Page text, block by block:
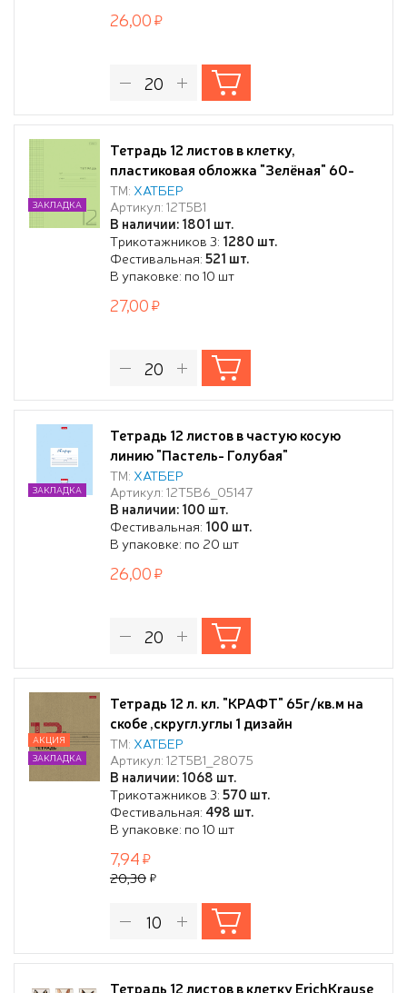
26,00
Тетрадь 12 листов в клетку,
пластиковая обложка "Зелёная" 60-
65г/кв.м
ТМ: ХАТБЕР
Артикул: 12Т5В1
В наличии: 1801 шт.
Трикотажников 3: 1280 шт.
Фестивальная:521 шт.
В упаковке: по 10 шт
ЗАКЛАДКА
27,00
Тетрадь 12 листов в частую косую
линию "Пастель- Голубая"
ТМ: ХАТБЕР
Артикул: 12Т5В6_05147
В наличии: 100 шт.
Фестивальная: 100 шт.
В упаковке: по 20 шт
ЗАКЛАДКА
26,00
Тетрадь 12 л. кл. "КРАФТ" 65г/кв.м на
скобе ,скругл.углы 1 дизайн
ТМ: ХАТБЕР
Артикул: 12Т5В1_28075
В наличии: 1068 шт.
Трикотажников 3:570 шт.
Фестивальная: 498 шт.
В упаковке: по 10 шт
АКЦИЯ
ЗАКЛАДКА
7,94
20,30
Тетрадь 12 листов в клетку ErichKrause